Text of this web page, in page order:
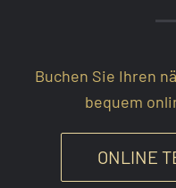
Buchen Sie Ihren
bequem
ONLINE